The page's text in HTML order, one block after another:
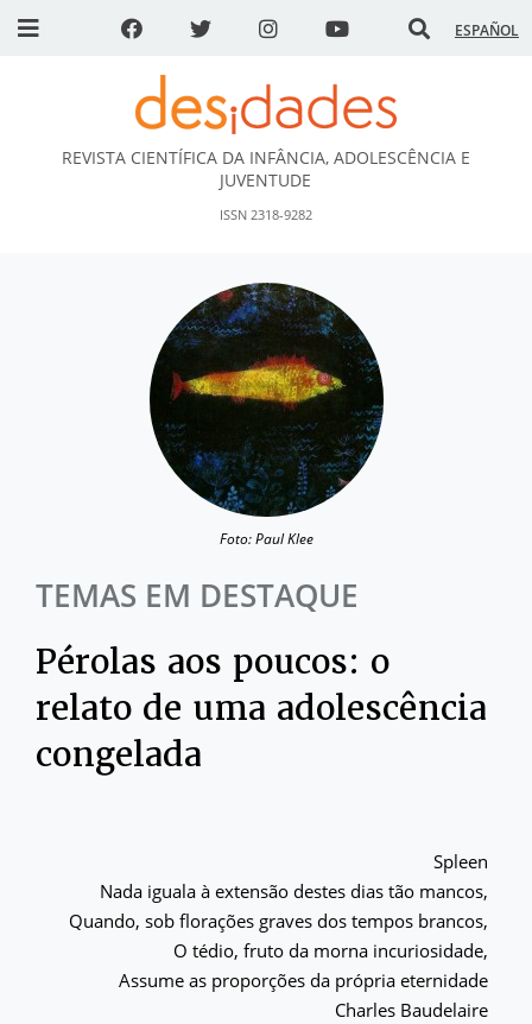
ESPAÑOL
DESidades
REVISTA CIENTÍFICA DA INFÂNCIA, ADOLESCÊNCIA E
JUVENTUDE
ISSN 2318-9282
Foto: Paul Klee
TEMAS EM DESTAQUE
Pérolas aos poucos: o
relato de uma adolescência
congelada
Spleen
Nada iguala à extensão destes dias tão mancos,
Quando, sob florações graves dos tempos brancos,
O tédio, fruto da morna incuriosidade,
Assume as proporções da própria eternidade
Charles Baudelaire